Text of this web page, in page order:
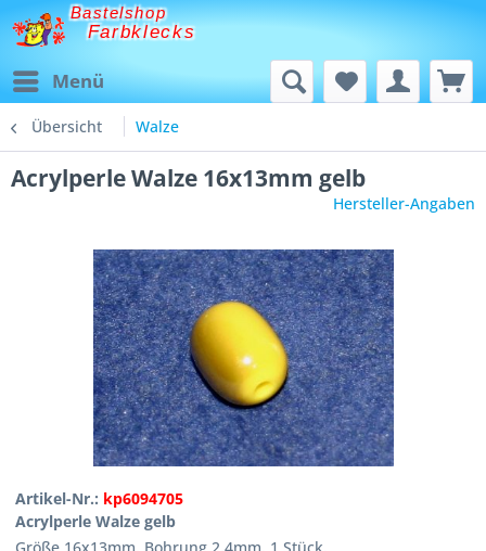
Bastelshop
Farbklecks
Menü
Übersicht Walze
Acrylperle Walze 16x13mm gelb
Hersteller-Angaben
Artikel-Nr.: kp6094705
Acrylperle Walze gelb